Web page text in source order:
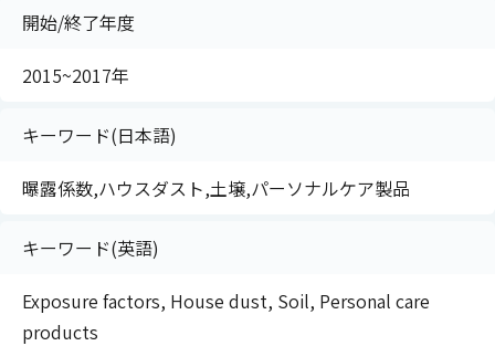
開始/終了年度
2015~2017年
キーワード(日本語)
曝露係数,ハウスダスト,土壌,パーソナルケア製品
キーワード(英語)
Exposure factors, House dust, Soil, Personal care
products